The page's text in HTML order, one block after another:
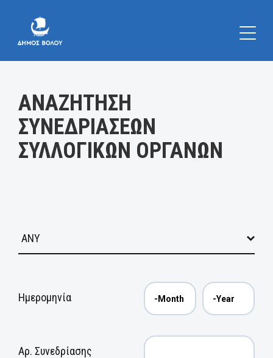
ΑΝΑΖΗΤΗΣΗ
ΣΥΝΕΔΡΙΑΣΕΩΝ
ΣΥΛΛΟΓΙΚΩΝ ΟΡΓΑΝΩΝ
Ημερομηνία
Αρ. Συνεδρίασης